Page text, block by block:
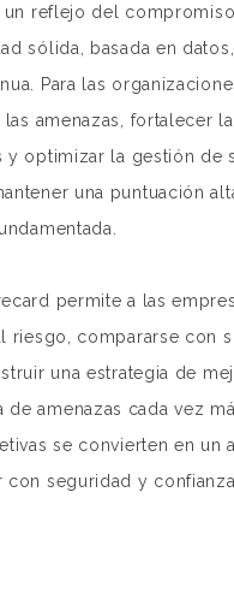
un reflejo del
sólida, basada en
Para las
las amenazas, fortalecer
y optimizar la gestión de
una puntuación
permite a las
riesgo, compararse con
una estrategia de
de amenazas cada vez
se convierten en un
con seguridad y confianza.